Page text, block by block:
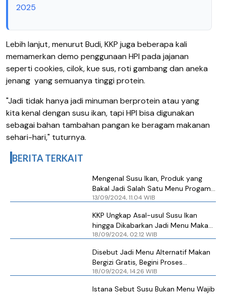
2025
Lebih lanjut, menurut Budi, KKP juga beberapa kali
memamerkan demo penggunaan HPI pada jajanan
seperti cookies, cilok, kue sus, roti gambang dan aneka
jenang yang semuanya tinggi protein.
"Jadi tidak hanya jadi minuman berprotein atau yang
kita kenal dengan susu ikan, tapi HPI bisa digunakan
sebagai bahan tambahan pangan ke beragam makanan
sehari-hari," tuturnya.
BERITA TERKAIT
Mengenal Susu Ikan, Produk yang
Bakal Jadi Salah Satu Menu Progam
Makan Bergizi Gratis
13/09/2024, 11.04 WIB
KKP Ungkap Asal-usul Susu Ikan
hingga Dikabarkan Jadi Menu Makan
Bergizi Gratis
18/09/2024, 02.12 WIB
Disebut Jadi Menu Alternatif Makan
Bergizi Gratis, Begini Proses
Pembuatan Susu Ikan
18/09/2024, 14.26 WIB
Istana Sebut Susu Bukan Menu Wajib